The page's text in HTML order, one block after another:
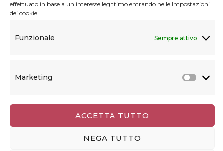
effettuato in base a un interesse legittimo entrando nelle Impostazioni
dei cookie.
Funzionale Sempre attivo
Marketing
ACCETTA TUTTO
NEGA TUTTO
EUROPA
ITALIA 289 Post(s)